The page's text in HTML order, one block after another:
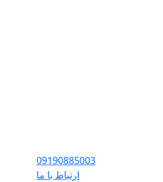
09190885003
ارتباط با ما